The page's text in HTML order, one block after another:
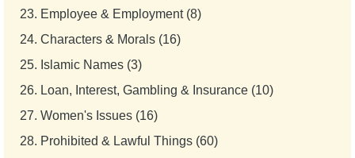
23. Employee & Employment (8)
24. Characters & Morals (16)
25. Islamic Names (3)
26. Loan, Interest, Gambling & Insurance (10)
27. Women's Issues (16)
28. Prohibited & Lawful Things (60)